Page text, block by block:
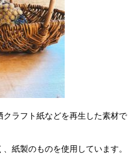
ラフト紙などを再生した素材で
紙製のものを使用しています。